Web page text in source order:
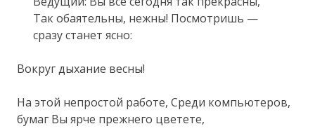
Так обаятельны, нежны! Посмотришь —
сразу станет ясно:
Вокруг дыхание весны!
На этой непростой работе, Среди компьютеров,
бумаг Вы ярче прежнего цветете,